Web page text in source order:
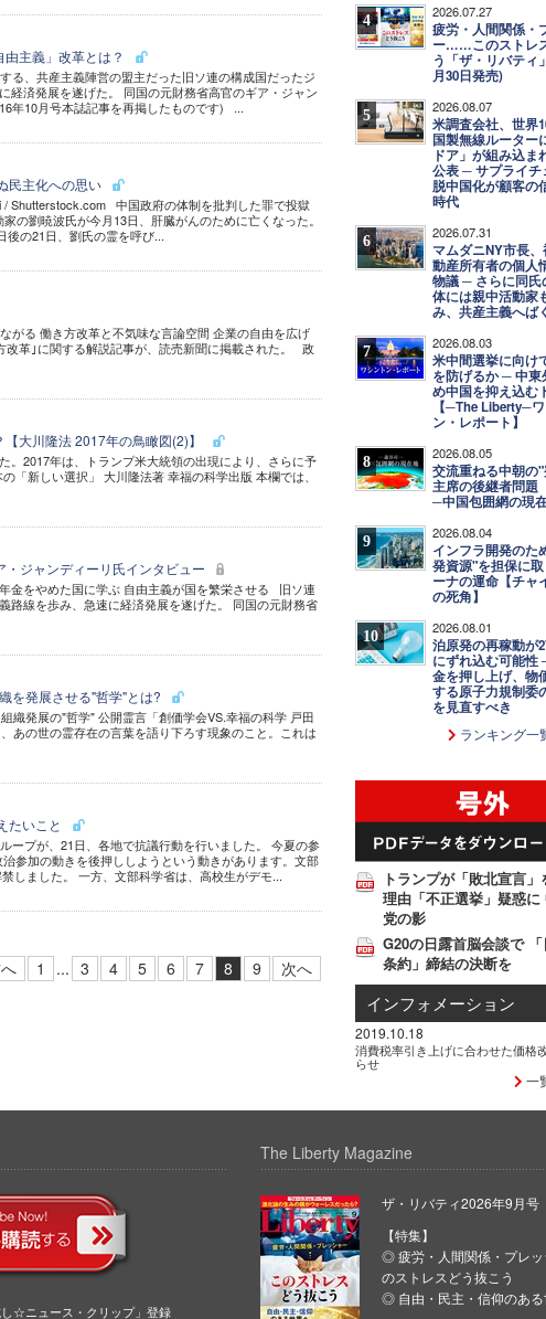
主義」改革とは？
、共産主義陣営の盟主だった旧ソ連の構成国だったジ
経済発展を遂げた。 同国の元財務省高官のギア・ジャン
年10月号本誌記事を再掲したものです) ...
民主化への思い
Shutterstock.com 中国政府の体制を批判した罪で投獄
の劉暁波氏が今月13日、肝臓がんのために亡くなった。
の21日、劉氏の霊を呼び...
がる 働き方改革と不気味な言論空間 企業の自由を広げ
革｣に関する解説記事が、読売新聞に掲載された。 政
大川隆法 2017年の鳥瞰図(2)】
。2017年は、トランプ米大統領の出現により、さらに予
新しい選択」 大川隆法著 幸福の科学出版 本欄では、
ジャンディーリ氏インタビュー
をやめた国に学ぶ 自由主義が国を繁栄させる 旧ソ連
路線を歩み、急速に経済発展を遂げた。 同国の元財務省
を発展させる"哲学"とは?
発展の"哲学" 公開霊言「創価学会VS.幸福の科学 戸田
の世の霊存在の言葉を語り下ろす現象のこと。これは
たいこと
プが、21日、各地で抗議行動を行いました。 今夏の参
参加の動きを後押ししようという動きがあります。文部
しました。 一方、文部科学省は、高校生がデモ...
1 ... 3 4 5 6 7 8 9 次へ
4 2026.07.27
疲労・人間関係・
ー……このストレ
う「ザ・リバティ
月30日発売)
5 2026.08.07
米調査会社、世界
国製無線ルーター
ドア」が組み込ま
公表 ─ サプライチ
脱中国化が顧客の
時代
6 2026.07.31
マムダニNY市長
動産所有者の個人
物議 ─ さらに同氏
体には親中活動家
み、共産主義へば
7 2026.08.03
米中間選挙に向け
を防げるか ─ 中東
め中国を抑え込む
【─The Liberty─
ン・レポート】
8 2026.08.05
交流重ねる中朝の
主席の後継者問題
─中国包囲網の現在
9 2026.08.04
インフラ開発のた
発資源"を担保に
ーナの運命【チャ
の死角】
10 2026.08.01
泊原発の再稼動が
にずれ込む可能性
金を押し上げ、物
する原子力規制委
を見直すべき
ランキング一
トランプが「敗北宣言」
理由「不正選挙」疑惑に
党の影
G20の日露首脳会談で
条約」締結の決断を
インフォメーション
2019.10.18
消費税率引き上げに合わせた価格
らせ
一
☆ニュース・クリップ」登録
The Liberty Magazine
ザ・リバティ2026年9月号
【特集】
◎ 疲労・人間関係・プレッ
のストレスどう抜こう
◎ 自由・民主・信仰のあ